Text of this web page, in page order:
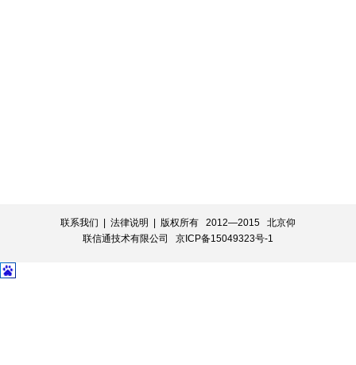
联系我们 法律说明
| 版权所有 2012—2015 北京仰
联信通技术有限公司 京ICP备15049323号-1